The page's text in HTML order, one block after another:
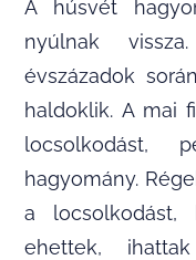
A húsvét
nyúlnak
évszázadok
haldoklik. A mai
hagyomány.
a
ehettek,